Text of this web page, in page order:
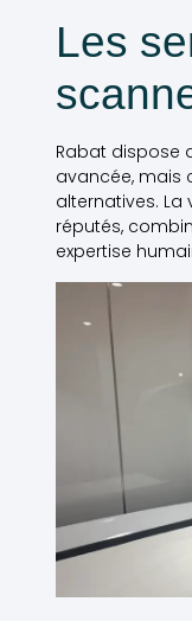
Les
Rabat dispose
avancée, mais
alternatives. La
réputés,
expertise